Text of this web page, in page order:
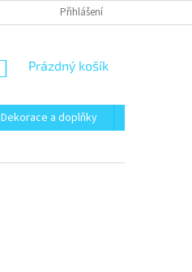
Přihlášení
NÁKUPNÍ
Prázdný košík
Dekorace a doplňky